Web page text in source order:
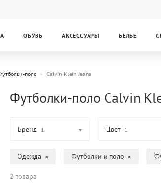
ОБУВЬ АКСЕССУАРЫ БЕЛЬЕ
поло Calvin Klein Jeans
Футболки-поло Calvin
Бренд 1 Цвет 1
Одежда Футболки и поло
2 товара